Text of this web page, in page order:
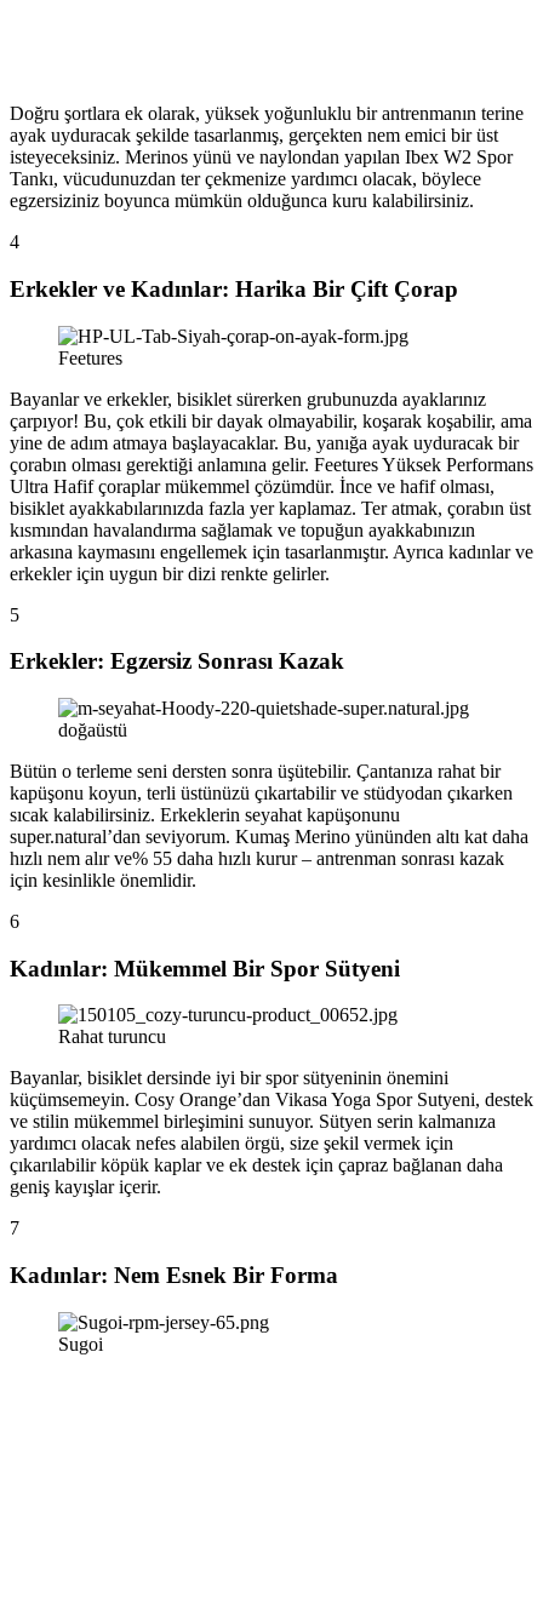
Doğru şortlara ek olarak, yüksek yoğunluklu bir antrenmanın terine
ayak uyduracak şekilde tasarlanmış, gerçekten nem emici bir üst
isteyeceksiniz. Merinos yünü ve naylondan yapılan Ibex W2 Spor
Tankı, vücudunuzdan ter çekmenize yardımcı olacak, böylece
egzersiziniz boyunca mümkün olduğunca kuru kalabilirsiniz.
4
Erkekler ve Kadınlar: Harika Bir Çift Çorap
Feetures
Bayanlar ve erkekler, bisiklet sürerken grubunuzda ayaklarınız
çarpıyor! Bu, çok etkili bir dayak olmayabilir, koşarak koşabilir, ama
yine de adım atmaya başlayacaklar. Bu, yanığa ayak uyduracak bir
çorabın olması gerektiği anlamına gelir. Feetures Yüksek Performans
Ultra Hafif çoraplar mükemmel çözümdür. İnce ve hafif olması,
bisiklet ayakkabılarınızda fazla yer kaplamaz. Ter atmak, çorabın üst
kısmından havalandırma sağlamak ve topuğun ayakkabınızın
arkasına kaymasını engellemek için tasarlanmıştır. Ayrıca kadınlar ve
erkekler için uygun bir dizi renkte gelirler.
5
Erkekler: Egzersiz Sonrası Kazak
doğaüstü
Bütün o terleme seni dersten sonra üşütebilir. Çantanıza rahat bir
kapüşonu koyun, terli üstünüzü çıkartabilir ve stüdyodan çıkarken
sıcak kalabilirsiniz. Erkeklerin seyahat kapüşonunu
super.natural’dan seviyorum. Kumaş Merino yününden altı kat daha
hızlı nem alır ve% 55 daha hızlı kurur – antrenman sonrası kazak
için kesinlikle önemlidir.
6
Kadınlar: Mükemmel Bir Spor Sütyeni
Rahat turuncu
Bayanlar, bisiklet dersinde iyi bir spor sütyeninin önemini
küçümsemeyin. Cosy Orange’dan Vikasa Yoga Spor Sutyeni, destek
ve stilin mükemmel birleşimini sunuyor. Sütyen serin kalmanıza
yardımcı olacak nefes alabilen örgü, size şekil vermek için
çıkarılabilir köpük kaplar ve ek destek için çapraz bağlanan daha
geniş kayışlar içerir.
7
Kadınlar: Nem Esnek Bir Forma
Sugoi